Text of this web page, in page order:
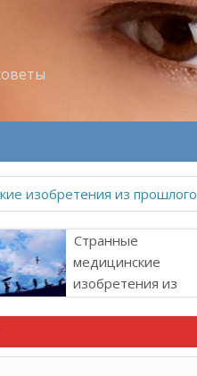
изобретения из прошлого
Странные
медицинские
изобретения из